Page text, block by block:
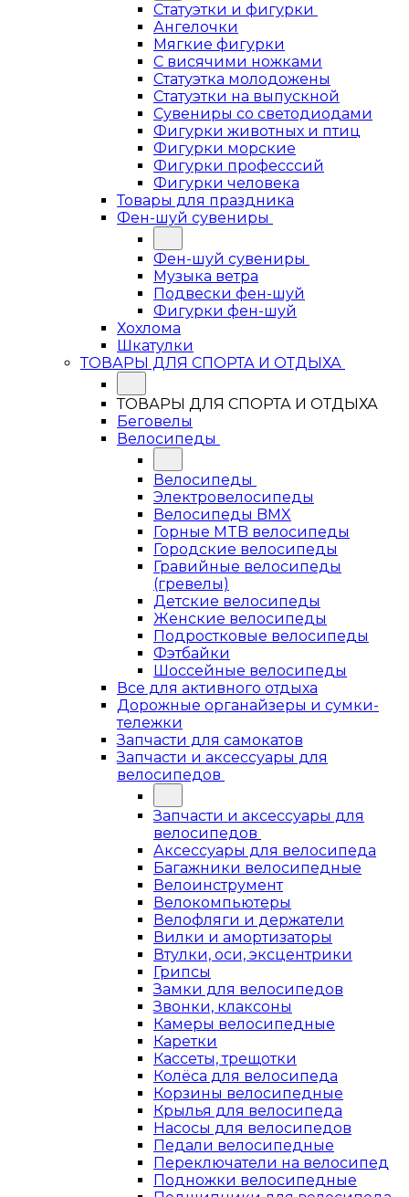
Статуэтки и фигурки
Ангелочки
Мягкие фигурки
С висячими ножками
Статуэтка молодожены
Статуэтки на выпускной
Сувениры со светодиодами
Фигурки животных и птиц
Фигурки морские
Фигурки професссий
Фигурки человека
Товары для праздника
Фен-шуй сувениры
Фен-шуй сувениры
Музыка ветра
Подвески фен-шуй
Фигурки фен-шуй
Хохлома
Шкатулки
ТОВАРЫ ДЛЯ СПОРТА И ОТДЫХА
ТОВАРЫ ДЛЯ СПОРТА И ОТДЫХА
Беговелы
Велосипеды
Велосипеды
Электровелосипеды
Велосипеды BMX
Горные MTB велосипеды
Городские велосипеды
Гравийные велосипеды
(гревелы)
Детские велосипеды
Женские велосипеды
Подростковые велосипеды
Фэтбайки
Шоссейные велосипеды
Все для активного отдыха
Дорожные органайзеры и сумки-
тележки
Запчасти для самокатов
Запчасти и аксессуары для
велосипедов
Запчасти и аксессуары для
велосипедов
Аксессуары для велосипеда
Багажники велосипедные
Велоинструмент
Велокомпьютеры
Велофляги и держатели
Вилки и амортизаторы
Втулки, оси, эксцентрики
Грипсы
Замки для велосипедов
Звонки, клаксоны
Камеры велосипедные
Каретки
Кассеты, трещотки
Колёса для велосипеда
Корзины велосипедные
Крылья для велосипеда
Насосы для велосипедов
Педали велосипедные
Переключатели на велосипед
Подножки велосипедные